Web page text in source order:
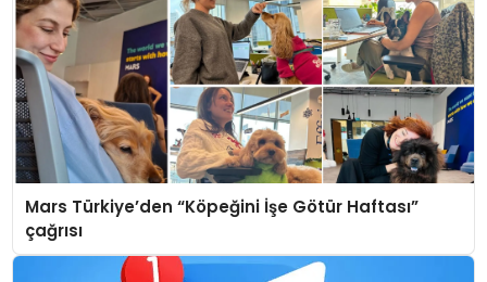
Mars Türkiye’den “Köpeğini İşe Götür Haftası”
çağrısı